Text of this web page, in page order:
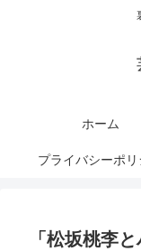
ホーム
プライバシーポリ
「松坂桃李